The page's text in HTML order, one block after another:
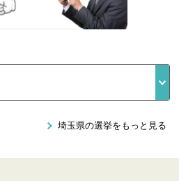
埼玉県の選挙をもっと見る